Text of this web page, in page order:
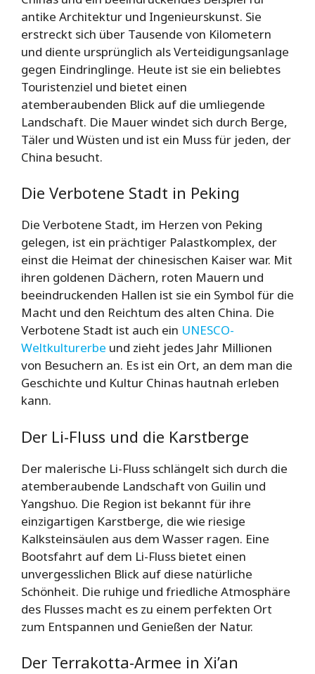
antike Architektur und Ingenieurskunst. Sie
erstreckt sich über Tausende von Kilometern
und diente ursprünglich als Verteidigungsanlage
gegen Eindringlinge. Heute ist sie ein beliebtes
Touristenziel und bietet einen
atemberaubenden Blick auf die umliegende
Landschaft. Die Mauer windet sich durch Berge,
Täler und Wüsten und ist ein Muss für jeden, der
China besucht.
Die Verbotene Stadt in Peking
Die Verbotene Stadt, im Herzen von Peking
gelegen, ist ein prächtiger Palastkomplex, der
einst die Heimat der chinesischen Kaiser war. Mit
ihren goldenen Dächern, roten Mauern und
beeindruckenden Hallen ist sie ein Symbol für die
Macht und den Reichtum des alten China. Die
Verbotene Stadt ist auch ein UNESCO-
Weltkulturerbe und zieht jedes Jahr Millionen
von Besuchern an. Es ist ein Ort, an dem man die
Geschichte und Kultur Chinas hautnah erleben
kann.
Der Li-Fluss und die Karstberge
Der malerische Li-Fluss schlängelt sich durch die
atemberaubende Landschaft von Guilin und
Yangshuo. Die Region ist bekannt für ihre
einzigartigen Karstberge, die wie riesige
Kalksteinsäulen aus dem Wasser ragen. Eine
Bootsfahrt auf dem Li-Fluss bietet einen
unvergesslichen Blick auf diese natürliche
Schönheit. Die ruhige und friedliche Atmosphäre
des Flusses macht es zu einem perfekten Ort
zum Entspannen und Genießen der Natur.
Der Terrakotta-Armee in Xi’an